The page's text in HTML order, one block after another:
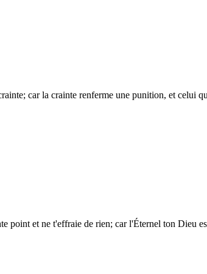
car la crainte renferme une punition, et celui
point et ne t'effraie de rien; car l'Éternel ton Dieu